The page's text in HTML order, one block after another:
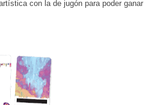
con la de jugón para poder ganar